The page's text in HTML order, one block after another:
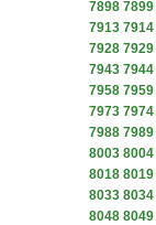
7898 7899
7913 7914
7928 7929
7943 7944
7958 7959
7973 7974
7988 7989
8003 8004
8018 8019
8033 8034
8048 8049